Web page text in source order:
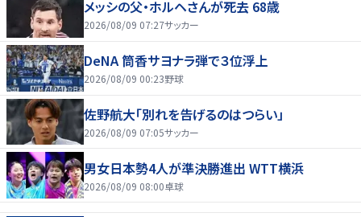
メッシの父・ホルヘさんが死去 68歳
2026/08/09 07:27サッカー
DeNA 筒香サヨナラ弾で３位浮上
2026/08/09 00:23野球
佐野航大「別れを告げるのはつらい」
2026/08/09 07:05サッカー
男女日本勢4人が準決勝進出 WTT横浜
2026/08/09 08:00卓球